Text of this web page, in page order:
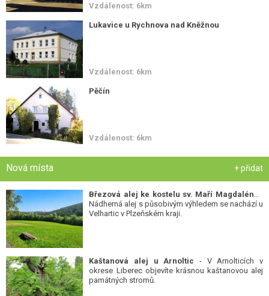
Vzdálenost: 6km
Lukavice u Rychnova nad Kněžnou
Vzdálenost: 6km
Pěčín
Vzdálenost: 6km
Nová místa + přidat
Březová alej ke kostelu sv. Maří Magdalény-
Nádherná alej s působivým výhledem se nachází u
Velhartic v Plzeňském kraji.
Kaštanová alej u Arnoltic - V Arnolticích v
okrese Liberec objevíte krásnou kaštanovou alej
památných stromů.